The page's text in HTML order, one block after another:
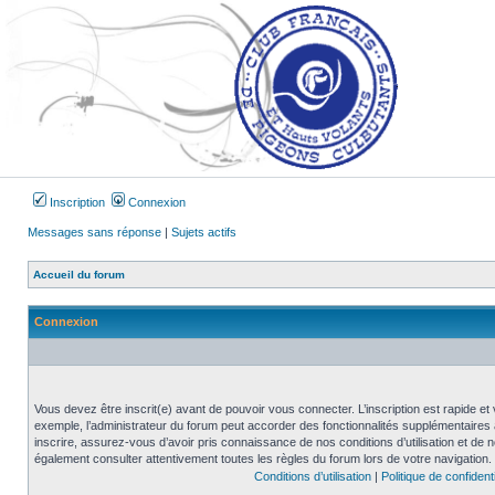
Inscription Connexion
Messages sans réponse | Sujets actifs
Accueil du forum
Connexion
Vous devez être inscrit(e) avant de pouvoir vous connecter. L’inscription est rapide
exemple, l’administrateur du forum peut accorder des fonctionnalités
inscrire, assurez-vous d’avoir pris connaissance de nos conditions d’utilisation et de
également consulter attentivement toutes les règles du forum lors de votre navigation.
Conditions d’utilisation| Politique de